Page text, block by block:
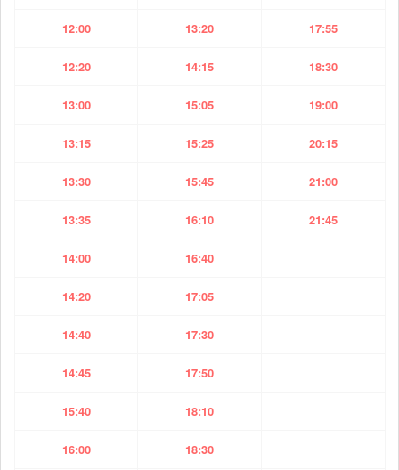
12:00 13:20 17:55
12:20 14:15 18:30
13:00 15:05 19:00
13:15 15:25 20:15
13:30 15:45 21:00
13:35 16:10 21:45
14:00 16:40
14:20 17:05
14:40 17:30
14:45 17:50
15:40 18:10
16:00 18:30